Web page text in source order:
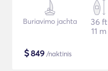
Buriavimo jachta
36 ft
11 m
$849 /naktinis